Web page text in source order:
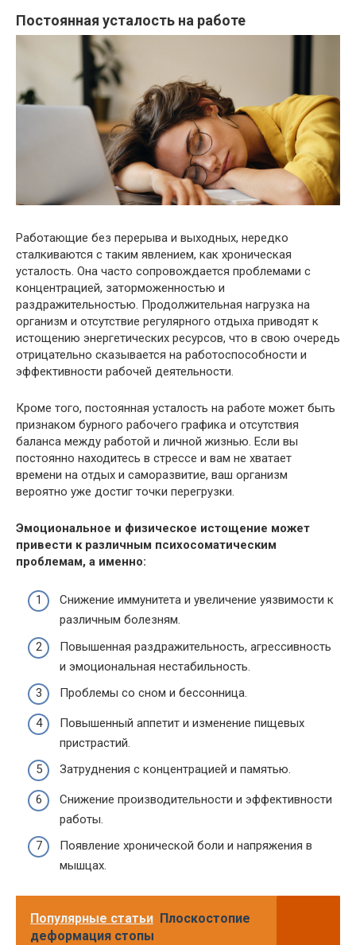
Постоянная усталость на работе
Работающие без перерыва и выходных, нередко
сталкиваются с таким явлением, как хроническая
усталость. Она часто сопровождается проблемами с
концентрацией, заторможенностью и
раздражительностью. Продолжительная нагрузка на
организм и отсутствие регулярного отдыха приводят к
истощению энергетических ресурсов, что в свою очередь
отрицательно сказывается на работоспособности и
эффективности рабочей деятельности.
Кроме того, постоянная усталость на работе может быть
признаком бурного рабочего графика и отсутствия
баланса между работой и личной жизнью. Если вы
постоянно находитесь в стрессе и вам не хватает
времени на отдых и саморазвитие, ваш организм
вероятно уже достиг точки перегрузки.
Эмоциональное и физическое истощение может
привести к различным психосоматическим
проблемам, а именно:
Снижение иммунитета и увеличение уязвимости к
различным болезням.
Повышенная раздражительность, агрессивность
и эмоциональная нестабильность.
Проблемы со сном и бессонница.
Повышенный аппетит и изменение пищевых
пристрастий.
Затруднения с концентрацией и памятью.
Снижение производительности и эффективности
работы.
Появление хронической боли и напряжения в
мышцах.
Популярные статьи Плоскостопие
деформация стопы